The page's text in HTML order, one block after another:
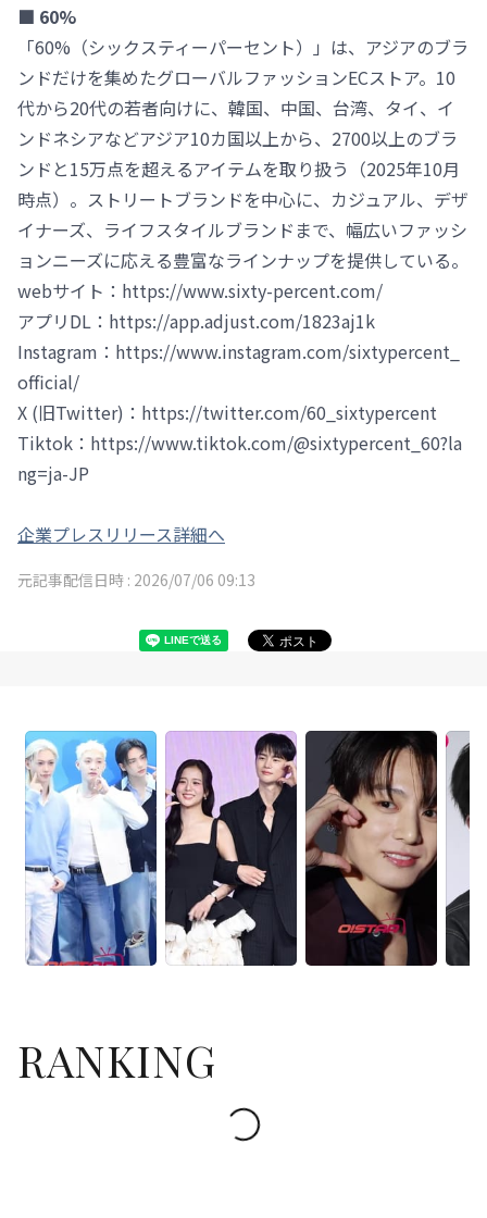
■ 60%
「60%（シックスティーパーセント）」は、アジアのブラ
ンドだけを集めたグローバルファッションECストア。10
代から20代の若者向けに、韓国、中国、台湾、タイ、イ
ンドネシアなどアジア10カ国以上から、2700以上のブラ
ンドと15万点を超えるアイテムを取り扱う（2025年10月
時点）。ストリートブランドを中心に、カジュアル、デザ
イナーズ、ライフスタイルブランドまで、幅広いファッシ
ョンニーズに応える豊富なラインナップを提供している。
webサイト：https://www.sixty-percent.com/
アプリDL：https://app.adjust.com/1823aj1k
Instagram：https://www.instagram.com/sixtypercent_
official/
X (旧Twitter)：https://twitter.com/60_sixtypercent
Tiktok：https://www.tiktok.com/@sixtypercent_60?la
ng=ja-JP
企業プレスリリース詳細へ
元記事配信日時 : 2026/07/06 09:13
RANKING